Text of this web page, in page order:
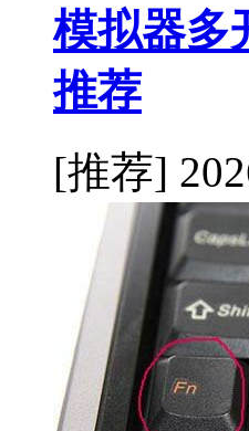
模拟器多
推荐
[推荐]